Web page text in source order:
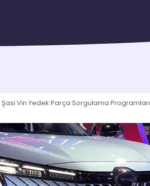
Şasi Vin Yedek Parça Sorgulama Programları